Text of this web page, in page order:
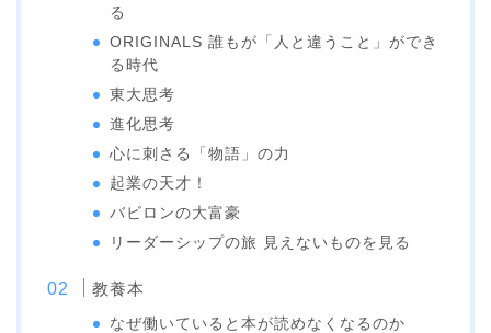
る
ORIGINALS 誰もが「人と違うこと」ができ
る時代
東大思考
進化思考
心に刺さる「物語」の力
起業の天才！
バビロンの大富豪
リーダーシップの旅 見えないものを見る
教養本
なぜ働いていると本が読めなくなるのか